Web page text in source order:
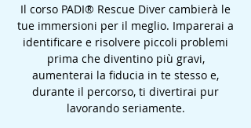
Il corso PADI® Rescue Diver cambierà le
tue immersioni per il meglio. Imparerai a
identificare e risolvere piccoli problemi
prima che diventino più gravi,
aumenterai la fiducia in te stesso e,
durante il percorso, ti divertirai pur
lavorando seriamente.